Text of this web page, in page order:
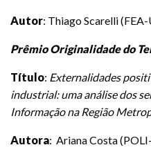
Autor: Thiago Scarelli (FEA-
Prêmio Originalidade do
Título: Externalidades
industrial: uma análise dos
Informação na Região
Autora: Ariana Costa